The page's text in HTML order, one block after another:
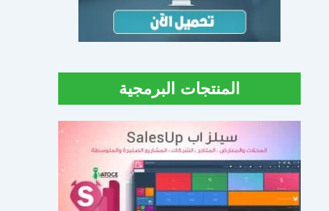
المنتجات البرمجية